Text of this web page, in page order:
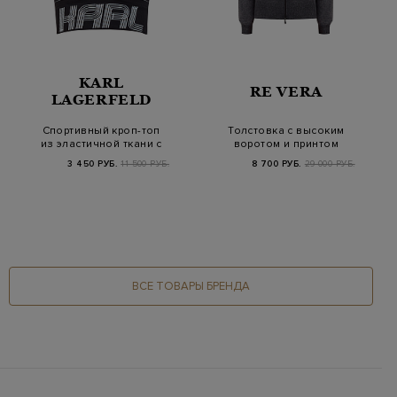
KARL
LAGERFELD
Спортивный кроп-топ
из эластичной ткани с
3 450 РУБ. 11 500 РУБ.
RE VERA
Толстовка с высоким
воротом и принтом
8 700 РУБ. 29 000 РУБ.
ВСЕ ТОВАРЫ БРЕНДА